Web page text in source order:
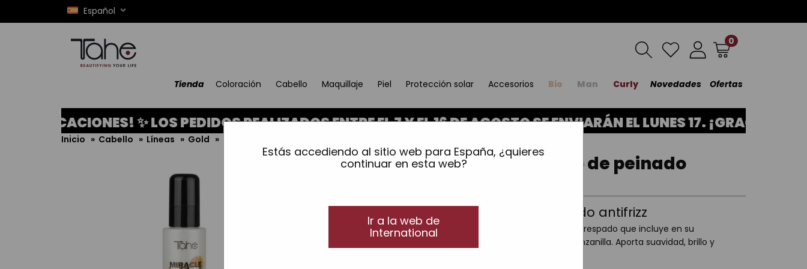
Estás accediendo al sitio web para España, ¿quieres
continuar en esta web?
Ir a la web de
International
Español
0
Tienda Coloración Cabello Maquillaje Piel Protección solar Accesorios Bio Man Curly Novedades Ofertas
✨ LOS PEDIDOS REALIZADOS ENTRE EL 7 Y EL 16 DE AGOSTO SE ENVIARÁN EL LUNES 17. ¡GRACIAS POR
Inicio » Cabello » Líneas » Gold »
Crema antiencrespamiento de peinado
Crema antiencrespamiento de peinado antifrizz
Crema antiencrespamiento
de peinado para cabello encrespado que incluye en su
formulación Queratina, aceite de Argán y extracto de Manzanilla. Aporta suavidad, brillo y